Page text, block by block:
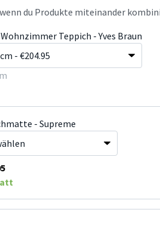
du Produkte miteinander
Teppich - Yves Braun
- Supreme